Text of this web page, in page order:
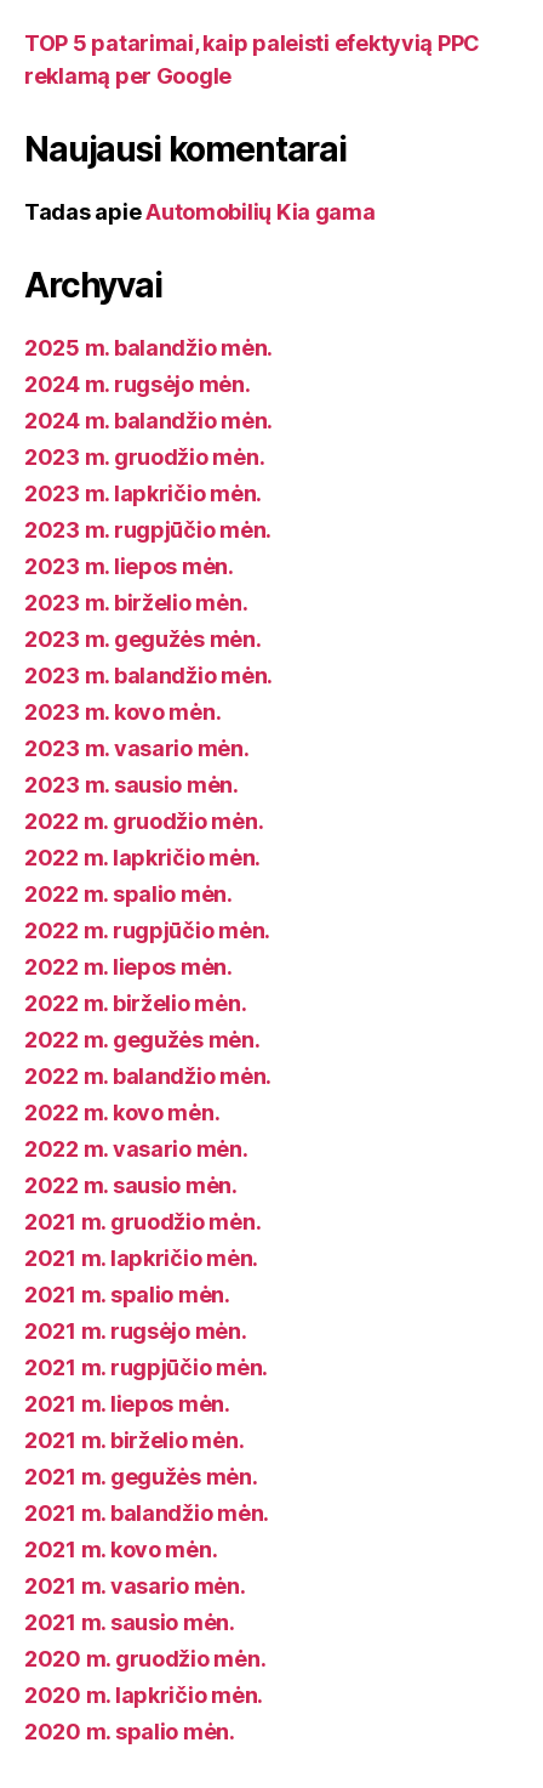
TOP 5 patarimai, kaip paleisti efektyvią PPC
reklamą per Google
Naujausi komentarai
TadasapieAutomobilių Kia gama
Archyvai
2025 m. balandžio mėn.
2024 m. rugsėjo mėn.
2024 m. balandžio mėn.
2023 m. gruodžio mėn.
2023 m. lapkričio mėn.
2023 m. rugpjūčio mėn.
2023 m. liepos mėn.
2023 m. birželio mėn.
2023 m. gegužės mėn.
2023 m. balandžio mėn.
2023 m. kovo mėn.
2023 m. vasario mėn.
2023 m. sausio mėn.
2022 m. gruodžio mėn.
2022 m. lapkričio mėn.
2022 m. spalio mėn.
2022 m. rugpjūčio mėn.
2022 m. liepos mėn.
2022 m. birželio mėn.
2022 m. gegužės mėn.
2022 m. balandžio mėn.
2022 m. kovo mėn.
2022 m. vasario mėn.
2022 m. sausio mėn.
2021 m. gruodžio mėn.
2021 m. lapkričio mėn.
2021 m. spalio mėn.
2021 m. rugsėjo mėn.
2021 m. rugpjūčio mėn.
2021 m. liepos mėn.
2021 m. birželio mėn.
2021 m. gegužės mėn.
2021 m. balandžio mėn.
2021 m. kovo mėn.
2021 m. vasario mėn.
2021 m. sausio mėn.
2020 m. gruodžio mėn.
2020 m. lapkričio mėn.
2020 m. spalio mėn.